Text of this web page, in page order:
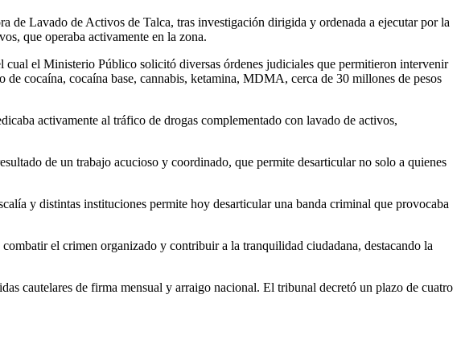
Lavado de Activos de Talca, tras investigación dirigida y ordenada a ejecutar por la
que operaba activamente en la zona.
el Ministerio Público solicitó diversas órdenes judiciales que permitieron intervenir
cocaína, cocaína base, cannabis, ketamina, MDMA, cerca de 30 millones de pesos
activamente al tráfico de drogas complementado con lavado de activos,
de un trabajo acucioso y coordinado, que permite desarticular no solo a quienes
y distintas instituciones permite hoy desarticular una banda criminal que provocaba
el crimen organizado y contribuir a la tranquilidad ciudadana, destacando la
cautelares de firma mensual y arraigo nacional. El tribunal decretó un plazo de cuatro